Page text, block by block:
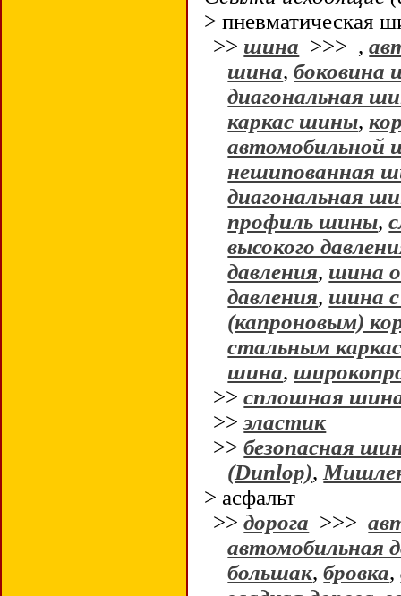
> пневматическая
>> шина >>> ,
шина,боковина
диагональная
каркас шины,
автомобильной
нешипованная
диагональная
профиль шины,
высокого
давления, шина
давления, шина
(капроновым)
стальным
шина,
>>сплошная
>>эластик
>>безопасная
(Dunlop),
> асфальт
>>дорога >>>
автомобильная
большак,бровка,